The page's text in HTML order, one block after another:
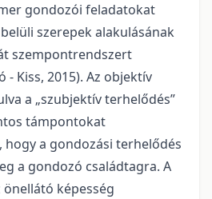
gondozói feladatokat
szerepek alakulásának
szempontrendszert
- Kiss, 2015). Az objektív
a „szubjektív terhelődés”
támpontokat
a gondozási terhelődés
a gondozó családtagra. A
önellátó képesség